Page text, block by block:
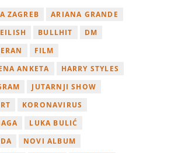
ZAGREB
ARIANA GRANDE
BULLHIT
DM
FILM
ANKETA
HARRY STYLES
JUTARNJI SHOW
KORONAVIRUS
LUKA BULIĆ
NOVI ALBUM